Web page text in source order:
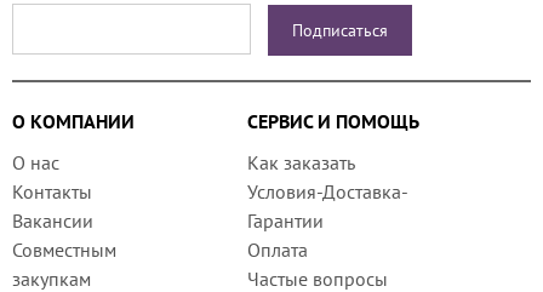
О КОМПАНИИ
СЕРВИС И ПОМОЩЬ
О нас
Контакты
Вакансии
Совместным
закупкам
Как заказать
Условия-Доставка-
Гарантии
Оплата
Частые вопросы